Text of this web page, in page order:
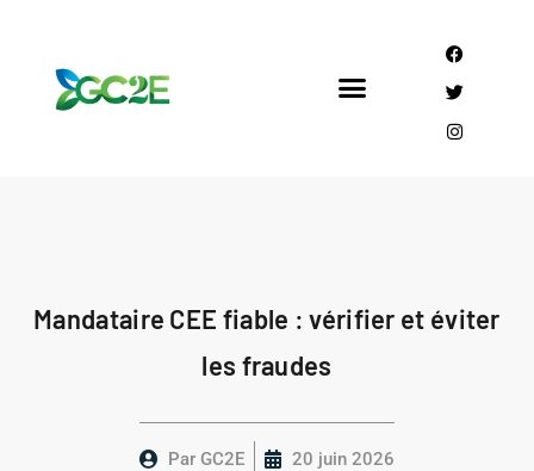
Mandataire CEE fiable : vérifier et éviter
les fraudes
Par GC2E 20 juin 2026